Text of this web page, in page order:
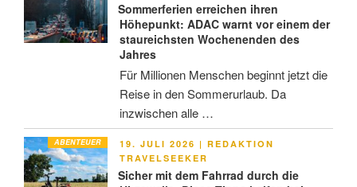
Sommerferien erreichen ihren
Höhepunkt: ADAC warnt vor einem der
staureichsten Wochenenden des
Jahres
Für Millionen Menschen beginnt jetzt die
Reise in den Sommerurlaub. Da
inzwischen alle …
ABENTEUER
VERÖFFENTLICHT
AM
19. JULI 2026 | REDAKTION
TRAVELSEEKER
Sicher mit dem Fahrrad durch die